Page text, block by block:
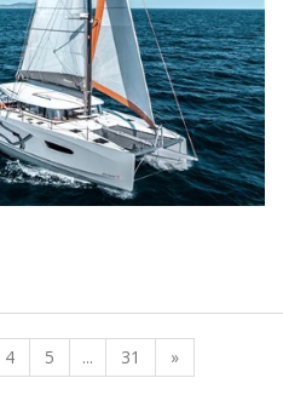
4 5 ... 31 »